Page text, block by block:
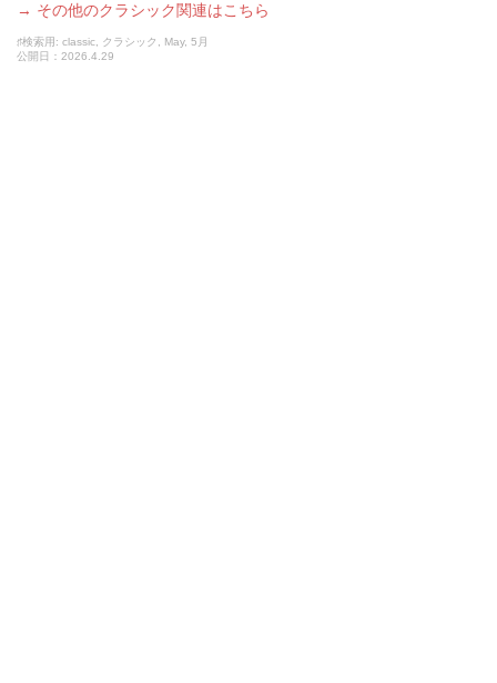
→ その他のクラシック関連はこちら
♯検索用: classic, クラシック, May, 5月
公開日：2026.4.29